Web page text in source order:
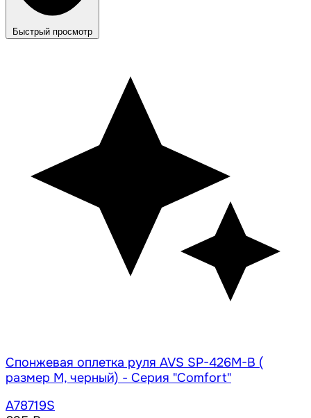
Быстрый просмотр
Спонжевая оплетка руля AVS SP-426M-B (
размер M, черный) - Серия "Comfort"
A78719S